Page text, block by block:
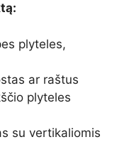
plyteles,
ar raštus
plyteles
su vertikaliomis